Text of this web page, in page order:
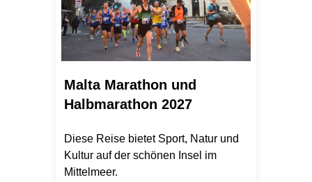
Malta Marathon und
Halbmarathon 2027
Diese Reise bietet Sport, Natur und
Kultur auf der schönen Insel im
Mittelmeer.